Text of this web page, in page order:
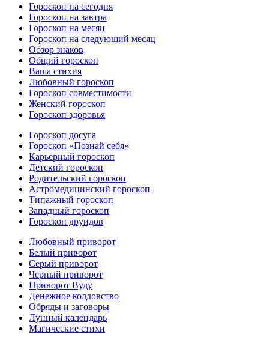
Гороскоп на сегодня
Гороскоп на завтра
Гороскоп на месяц
Гороскоп на следующий месяц
Обзор знаков
Общий гороскоп
Ваша стихия
Любовный гороскоп
Гороскоп совместимости
Женский гороскоп
Гороскоп здоровья
Гороскоп досуга
Гороскоп «Познай себя»
Карьерный гороскоп
Детский гороскоп
Родительский гороскоп
Астромедицинский гороскоп
Типажный гороскоп
Западный гороскоп
Гороскоп друидов
Любовный приворот
Белый приворот
Серый приворот
Черный приворот
Приворот Вуду
Денежное колдовство
Обряды и заговоры
Лунный календарь
Магические стихи